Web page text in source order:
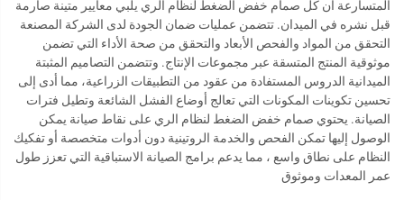
المتسارعة أن كل صمام خفض الضغط لنظام الري يلبي معايير متينة صارمة
قبل نشره في الميدان. تتضمن عمليات ضمان الجودة لدى الشركة المصنعة
التحقق من المواد والفحص الأبعاد والتحقق من صحة الأداء التي تضمن
موثوقية المنتج المتسقة عبر مجموعات الإنتاج. وتتضمن التصاميم المثبتة
الميدانية الدروس المستفادة من عقود من التطبيقات الزراعية، مما أدى إلى
تحسين تكوينات المكونات التي تعالج أوضاع الفشل الشائعة وتطيل فترات
الصيانة. يحتوي صمام خفض الضغط لنظام الري على نقاط صيانة يمكن
الوصول إليها تمكن الفحص والخدمة الروتينية دون أدوات متخصصة أو تفكيك
النظام على نطاق واسع ، مما يدعم برامج الصيانة الاستباقية التي تعزز طول
عمر المعدات وموثوق